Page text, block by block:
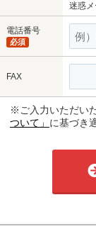
迷惑メ
電話番号
必須
FAX
※ご入力いただい
ついて」 に基づき